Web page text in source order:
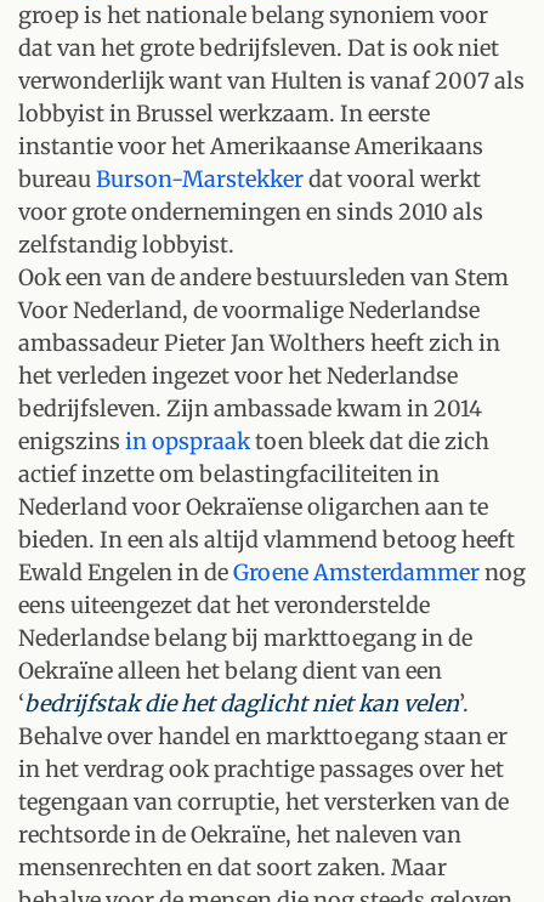
groep is het nationale belang synoniem voor
dat van het grote bedrijfsleven. Dat is ook niet
verwonderlijk want van Hulten is vanaf 2007 als
lobbyist in Brussel werkzaam. In eerste
instantie voor het Amerikaanse Amerikaans
bureauBurson-Marstekkerdat vooral werkt
voor grote ondernemingen en sinds 2010 als
zelfstandig lobbyist.
Ook een van de andere bestuursleden van Stem
Voor Nederland, de voormalige Nederlandse
ambassadeur Pieter Jan Wolthers heeft zich in
het verleden ingezet voor het Nederlandse
bedrijfsleven. Zijn ambassade kwam in 2014
enigszins in opspraaktoen bleek dat die zich
actief inzette om belastingfaciliteiten in
Nederland voor Oekraïense oligarchen aan te
bieden. In een als altijd vlammend betoog heeft
Ewald Engelen in deGroene Amsterdammernog
eens uiteengezet dat het veronderstelde
Nederlandse belang bij markttoegang in de
Oekraïne alleen het belang dient van een
‘bedrijfstak die het daglicht niet kan velen’.
Behalve over handel en markttoegang staan er
in het verdrag ook prachtige passages over het
tegengaan van corruptie, het versterken van de
rechtsorde in de Oekraïne, het naleven van
mensenrechten en dat soort zaken. Maar